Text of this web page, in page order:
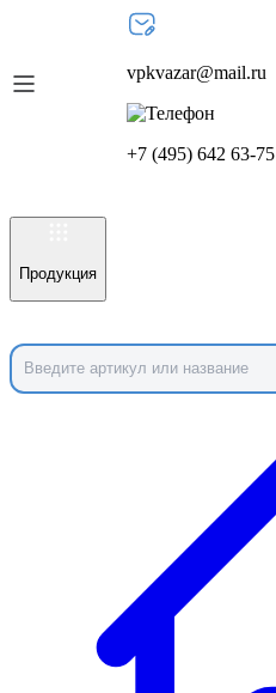
vpkvazar@mail.ru
+7 (495) 642 63-75
Продукция